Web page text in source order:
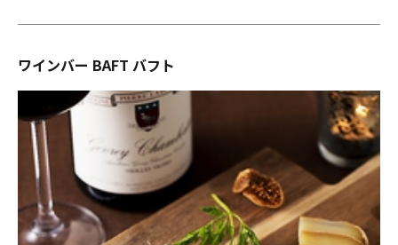
ワインバー BAFT バフト